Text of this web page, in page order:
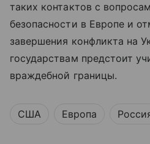
таких контактов с
безопасности в Европе и
завершения конфликта на
государствам предстоит
враждебной границы.
США Европа